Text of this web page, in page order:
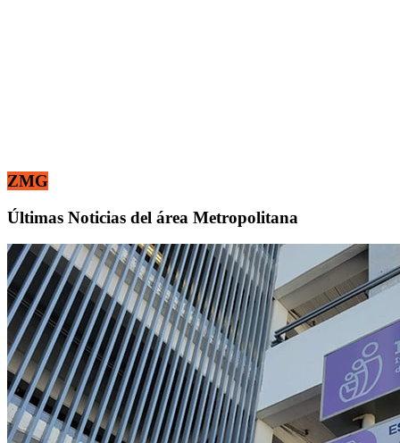
ZMG
Últimas Noticias del área Metropolitana